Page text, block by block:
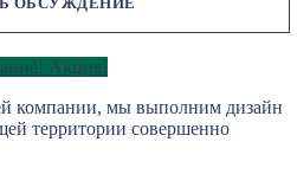
Акция!
компании, мы выполним дизайн
территории совершенно